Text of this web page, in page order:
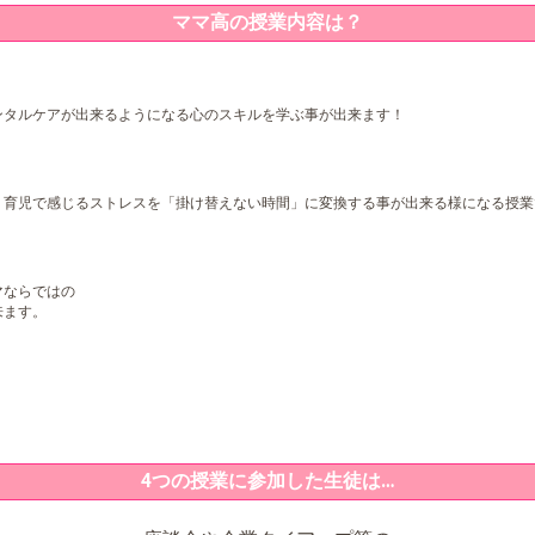
ママ高の授業内容は？
ルケアが出来るようになる心のスキルを学ぶ事が出来ます！
児で感じるストレスを「掛け替えない時間」に変換する事が出来る様になる授
らではの
す。
4つの授業に参加した生徒は…